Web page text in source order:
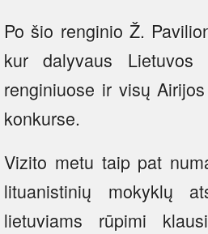
Po šio renginio Ž.
kur dalyvaus Lietuvos
renginiuose ir visų
konkurse.
Vizito metu taip pat
lituanistinių mokyklų
lietuviams rūpimi